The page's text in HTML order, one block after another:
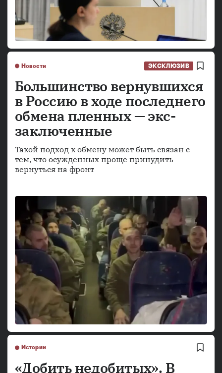
Новости ЭКСКЛЮЗИВ
Большинство вернувшихся
в Россию в ходе последнего
обмена пленных — экс-
заключенные
Такой подход к обмену может быть связан с
тем, что осужденных проще принудить
вернуться на фронт
Истории
«Добить недобитых». В